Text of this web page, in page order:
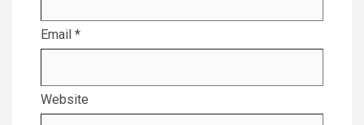
Email *
Website